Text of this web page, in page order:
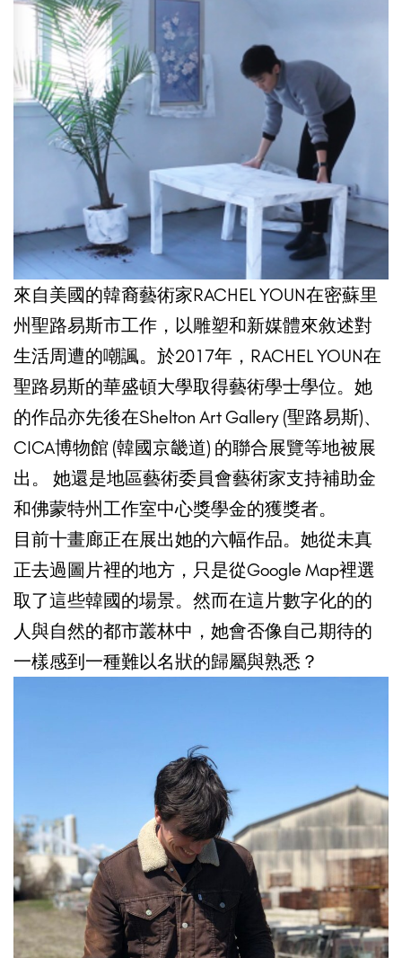
來自美國的韓裔藝術家RACHEL YOUN在密蘇里
州聖路易斯市工作，以雕塑和新媒體來敘述對
生活周遭的嘲諷。於2017年，RACHEL YOUN在
聖路易斯的華盛頓大學取得藝術學士學位。她
的作品亦先後在Shelton Art Gallery (聖路易斯)、
CICA博物館 (韓國京畿道) 的聯合展覽等地被展
出。 她還是地區藝術委員會藝術家支持補助金
和佛蒙特州工作室中心獎學金的獲獎者。
目前十畫廊正在展出她的六幅作品。她從未真
正去過圖片裡的地方，只是從Google Map裡選
取了這些韓國的場景。然而在這片數字化的的
人與自然的都市叢林中，她會否像自己期待的
一樣感到一種難以名狀的歸屬與熟悉？